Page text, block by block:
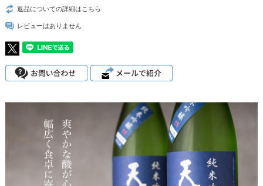
返品についての詳細はこちら
レビューはありません